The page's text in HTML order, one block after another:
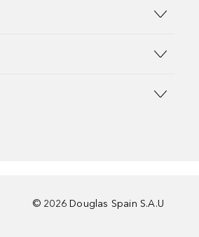
© 2026 Douglas Spain S.A.U